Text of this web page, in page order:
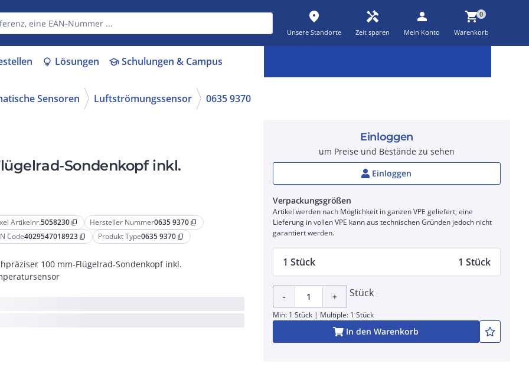
place
Unsere Standorte
handyman
Zeit sparen
person
Mein Konto
shopping_cart0
Warenkorb
lightbulb Lösungen schoolSchulungen & Campus
Sensoren Luftströmungssensor 0635 9370
Sondenkopf inkl.
Artikelnr.5058230 content_copy Hersteller Nummer0635 9370 content_copy
Code4029547018923 content_copy Produkt Type0635 9370 content_copy
100 mm-Flügelrad-Sondenkopf inkl.
Einloggen
um Preise und Bestände zu sehen
Einloggen
Verpackungsgrößen
Artikel werden nach Möglichkeit in ganzen VPE geliefert; eine
Lieferung in vollen VPE kann aus technischen Gründen jedoch nicht
garantiert werden.
1 Stück 1 Stück
- + Stück
Min: 1 Stück | Multiple: 1 Stück
In den Warenkorb